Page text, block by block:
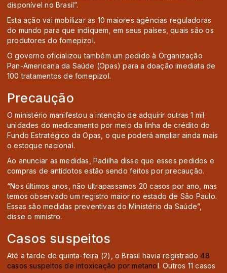
disponível no Brasil”.
Esta ação vai mobilizar as 10 maiores agências reguladoras
do mundo para que indiquem, em seus países, quais são os
produtores do fomepizol.
O governo oficializou também um pedido à Organização
Pan-Americana da Saúde (Opas) para a doação imediata de
100 tratamentos de fomepizol.
Precaução
O ministério manifestou a intenção de adquirir outras 1 mil
unidades do medicamento por meio da linha de crédito do
Fundo Estratégico da Opas, o que poderá ampliar ainda mais
o estoque nacional.
Ao anunciar as medidas, Padilha disse que esses pedidos e
compras de antídotos estão sendo feitos por precaução.
“Nos últimos anos, não ultrapassamos 20 casos por ano, mas
temos observado um registro maior no estado de São Paulo.
Essas são medidas preventivas do Ministério da Saúde”,
disse o ministro.
Casos suspeitos
Até a tarde de quinta-feira (2), o Brasil havia registrado48
casos suspeitos de intoxicação por metanol. Outros 11 casos